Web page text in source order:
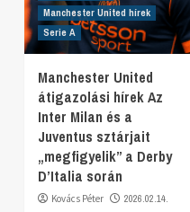
Manchester United hírek
Serie A
Manchester United
átigazolási hírek Az
Inter Milan és a
Juventus sztárjait
„megfigyelik” a Derby
D’Italia során
Kovács Péter 2026.02.14.